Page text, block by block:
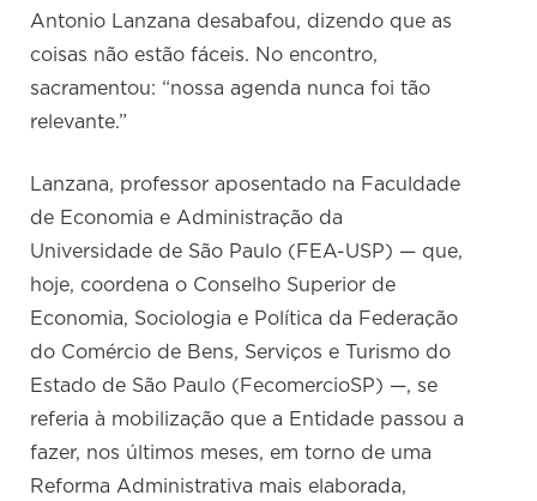
Antonio Lanzana desabafou, dizendo que as
coisas não estão fáceis. No encontro,
sacramentou: “nossa agenda nunca foi tão
relevante.”
Lanzana, professor aposentado na Faculdade
de Economia e Administração da
Universidade de São Paulo (FEA-USP) — que,
hoje, coordena o Conselho Superior de
Economia, Sociologia e Política da Federação
do Comércio de Bens, Serviços e Turismo do
Estado de São Paulo (FecomercioSP) —, se
referia à mobilização que a Entidade passou a
fazer, nos últimos meses, em torno de uma
Reforma Administrativa mais elaborada,